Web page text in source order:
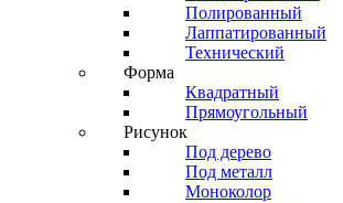
Полированный
Лаппатированный
Технический
Форма
Квадратный
Прямоугольный
Рисунок
Под дерево
Под металл
Моноколор